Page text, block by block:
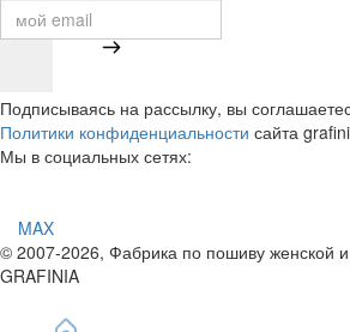
Подписываясь на рассылку, вы
Политики конфиденциальности сайта
Мы в социальных сетях:
MAX
© 2007-2026, Фабрика по пошиву женской
GRAFINIA